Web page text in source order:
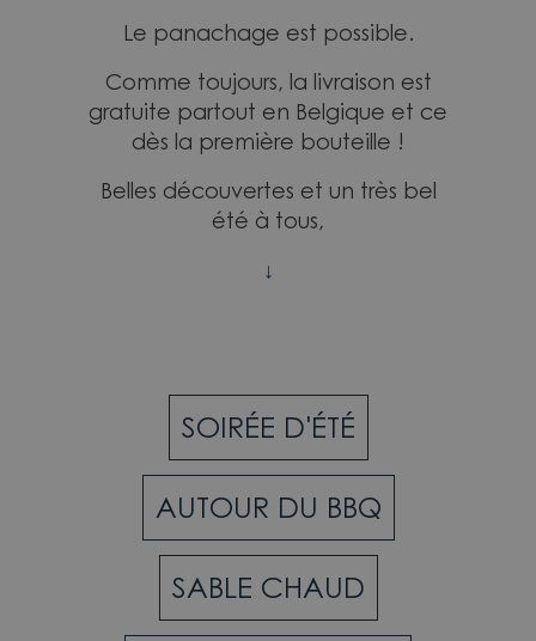
Le panachage est possible.
Comme toujours, la livraison est
gratuite partout en Belgique et ce
dès la première bouteille !
Belles découvertes et un très bel
été à tous,
↓
SOIRÉE D'ÉTÉ
BBQ
AUTOUR DU BBQ
SABLE CHAUD
SABLE CHAUD
COPAINS D'ABORD
SUR LA